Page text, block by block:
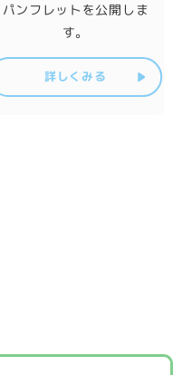
パンフレットを公開しま
す。
詳しくみる